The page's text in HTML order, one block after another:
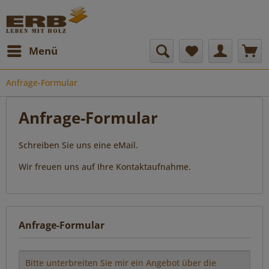
Menü
Anfrage-Formular
Anfrage-Formular
Schreiben Sie uns eine eMail.
Wir freuen uns auf Ihre Kontaktaufnahme.
Anfrage-Formular